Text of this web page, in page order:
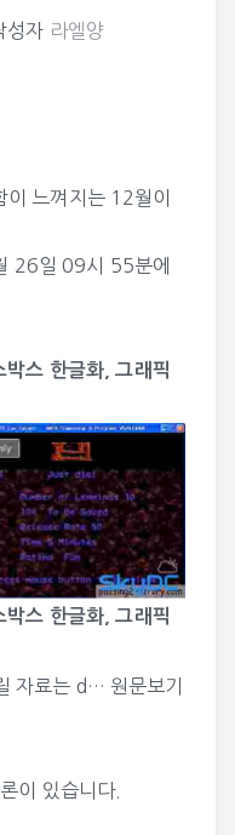
성자 라엘양
느껴지는 12월이
26일 09시 55분에
스 한글화, 그래픽
스 한글화, 그래픽
자료는 d… 원문보기
이 있습니다.